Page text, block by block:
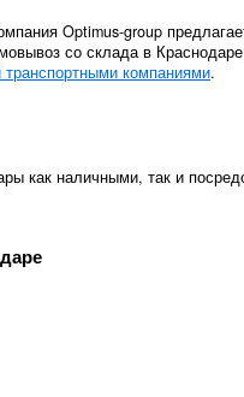
Optimus-group
со склада в
транспортными компаниями.
как наличными, так и